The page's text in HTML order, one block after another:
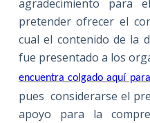
agradecimiento para
pretender ofrecer el
cual el contenido de la
fue presentado a los
encuentra colgado aquí
pues considerarse el
apoyo para la